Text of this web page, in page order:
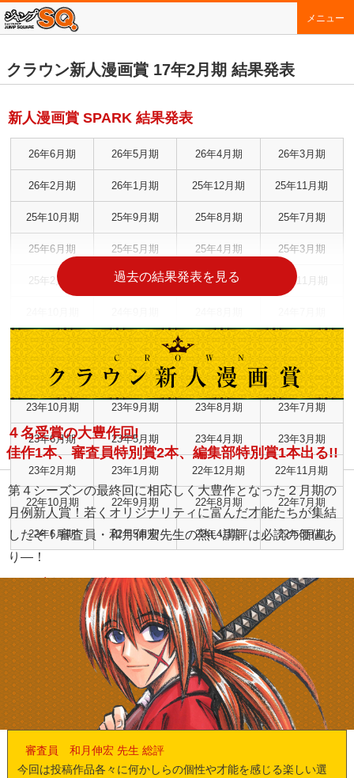
メニュー
クラウン新人漫画賞 17年2月期 結果発表
新人漫画賞 SPARK 結果発表
26年6月期 26年5月期 26年4月期 26年3月期
26年2月期 26年1月期 25年12月期 25年11月期
25年10月期 25年9月期 25年8月期 25年7月期
25年6月期 25年5月期 25年4月期 25年3月期
25年2月期 25年1月期 24年12月期 24年11月期
24年6月期 24年5月期 24年4月期 24年3月期
24年2月期 24年1月期 23年12月期 23年11月期
23年10月期 23年9月期 23年8月期 23年7月期
23年6月期 23年5月期 23年4月期 23年3月期
23年2月期 23年1月期 22年12月期 22年11月期
22年10月期 22年9月期 22年8月期 22年7月期
22年6月期 22年5月期 22年4月期 22年3月期
RISE新人漫画賞 結果発表
過去の結果発表を見る
４名受賞の大豊作回!
佳作1本、審査員特別賞2本、編集部特別賞1本出る!!
第４シーズンの最終回に相応しく大豊作となった２月期の
月例新人賞！若くオリジナリティに富んだ才能たちが集結
したぞ！審査員・和月伸宏先生の熱い講評は必読の価値あ
り―！
審査員 和月伸宏 先生 総評
今回は投稿作品各々に何かしらの個性や才能を感じる楽しい選